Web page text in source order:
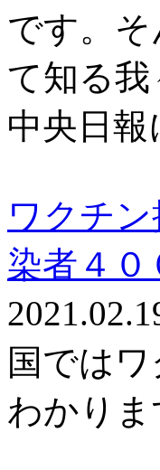
です。
て知る
中央日
ワクチ
染者４
国では
わかりま